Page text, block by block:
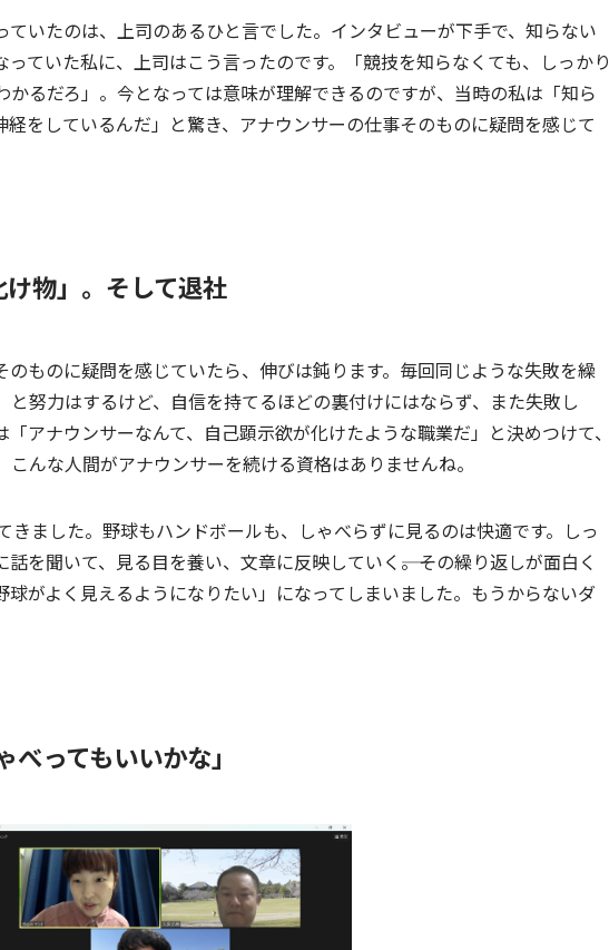
いたのは、上司のあるひと言でした。インタビューが下手で、知らない
ていた私に、上司はこう言ったのです。「競技を知らなくても、しっかり
かるだろ」。今となっては意味が理解できるのですが、当時の私は「知ら
をしているんだ」と驚き、アナウンサーの仕事そのものに疑問を感じて
物」。そして退社
のものに疑問を感じていたら、伸びは鈍ります。毎回同じような失敗を繰
と努力はするけど、自信を持てるほどの裏付けにはならず、また失敗し
アナウンサーなんて、自己顕示欲が化けたような職業だ」と決めつけて、
んな人間がアナウンサーを続ける資格はありませんね。
きました。野球もハンドボールも、しゃべらずに見るのは快適です。しっ
を聞いて、見る目を養い、文章に反映していく――。その繰り返しが面白く
がよく見えるようになりたい」になってしまいました。もうからないダ
ってもいいかな」